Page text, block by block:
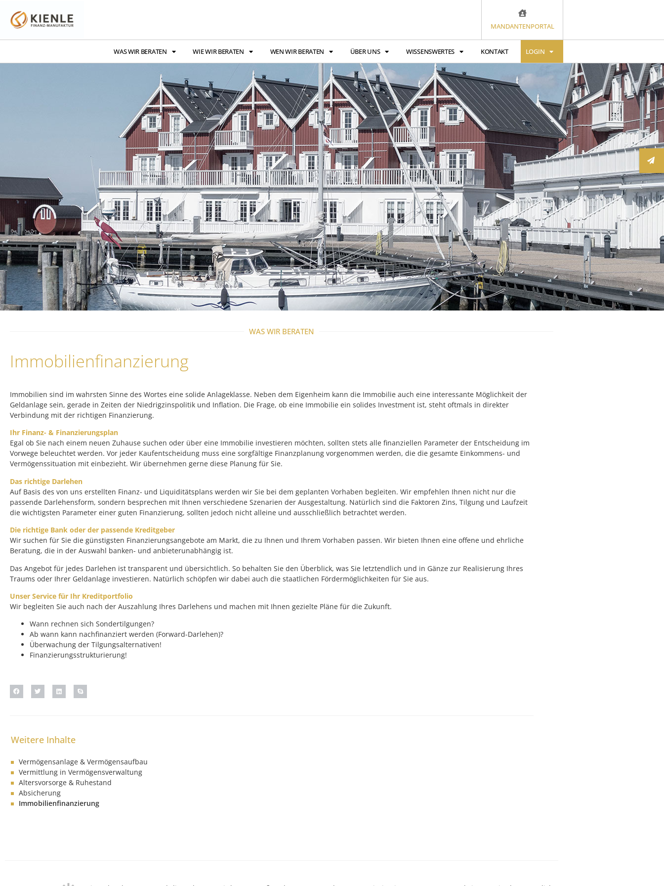
MANDANTENPORTAL
WAS WIR BERATEN WIE WIR BERATEN WEN WIR BERATEN ÜBER UNS WISSENSWERTES KONTAKT LOGIN
WAS WIR BERATEN
Immobilienfinanzierung
Immobilien sind im wahrsten Sinne des Wortes eine solide Anlageklasse. Neben dem Eigenheim kann die Immobilie auch eine interessante Möglichkeit der
Geldanlage sein, gerade in Zeiten der Niedrigzinspolitik und Inflation. Die Frage, ob eine Immobilie ein solides Investment ist, steht oftmals in direkter
Verbindung mit der richtigen Finanzierung.
Ihr Finanz- & Finanzierungsplan
Egal ob Sie nach einem neuen Zuhause suchen oder über eine Immobilie investieren möchten, sollten stets alle finanziellen Parameter der Entscheidung im
Vorwege beleuchtet werden. Vor jeder Kaufentscheidung muss eine sorgfältige Finanzplanung vorgenommen werden, die die gesamte Einkommens- und
Vermögenssituation mit einbezieht. Wir übernehmen gerne diese Planung für Sie.
Das richtige Darlehen
Auf Basis des von uns erstellten Finanz- und Liquiditätsplans werden wir Sie bei dem geplanten Vorhaben begleiten. Wir empfehlen Ihnen nicht nur die
passende Darlehensform, sondern besprechen mit Ihnen verschiedene Szenarien der Ausgestaltung. Natürlich sind die Faktoren Zins, Tilgung und Laufzeit
die wichtigsten Parameter einer guten Finanzierung, sollten jedoch nicht alleine und ausschließlich betrachtet werden.
Die richtige Bank oder der passende Kreditgeber
Wir suchen für Sie die günstigsten Finanzierungsangebote am Markt, die zu Ihnen und Ihrem Vorhaben passen. Wir bieten Ihnen eine offene und ehrliche
Beratung, die in der Auswahl banken- und anbieterunabhängig ist.
Das Angebot für jedes Darlehen ist transparent und übersichtlich. So behalten Sie den Überblick, was Sie letztendlich und in Gänze zur Realisierung Ihres
Traums oder Ihrer Geldanlage investieren. Natürlich schöpfen wir dabei auch die staatlichen Fördermöglichkeiten für Sie aus.
Unser Service für Ihr Kreditportfolio
Wir begleiten Sie auch nach der Auszahlung Ihres Darlehens und machen mit Ihnen gezielte Pläne für die Zukunft.
Wann rechnen sich Sondertilgungen?
Ab wann kann nachfinanziert werden (Forward-Darlehen)?
Überwachung der Tilgungsalternativen!
Finanzierungsstrukturierung!
Vermögensanlage & Vermögensaufbau
Vermittlung in Vermögensverwaltung
Altersvorsorge & Ruhestand
Absicherung
Immobilienfinanzierung